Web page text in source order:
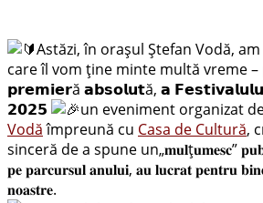
Astăzi, în orașul Ștefan Vodă,
care îl vom ține minte multă vreme
𝗽𝗿𝗲𝗺𝗶𝗲𝗿ă 𝗮𝗯𝘀𝗼𝗹𝘂𝘁ă, 𝗮
𝟮𝟬𝟮𝟱
un eveniment organizat
Vodăîmpreună cu Casa de Cultură,
sinceră de a spune un„𝐦𝐮𝐥ț𝐮𝐦𝐞𝐬𝐜”
𝐩𝐞 𝐩𝐚𝐫𝐜𝐮𝐫𝐬𝐮𝐥 𝐚𝐧𝐮𝐥𝐮𝐢, 𝐚𝐮 𝐥𝐮𝐜𝐫𝐚𝐭 𝐩𝐞𝐧𝐭𝐫𝐮
𝐧𝐨𝐚𝐬𝐭𝐫𝐞.